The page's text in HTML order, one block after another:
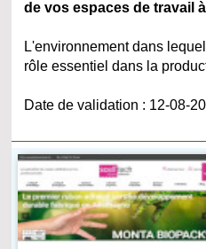
de vos espaces de travail
L'environnement dans
rôle essentiel dans la
Date de validation : 12-08-